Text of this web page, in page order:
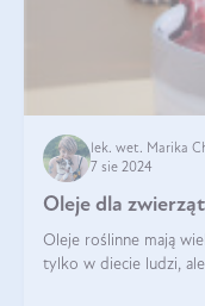
lek. wet. Marika
7 sie 2024
Oleje dla
Oleje roślinne mają
tylko w diecie ludzi,